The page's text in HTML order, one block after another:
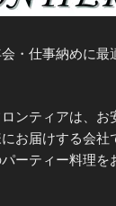
・仕事納めに最
ンティアは、お
お届けする会社
ーティー料理を